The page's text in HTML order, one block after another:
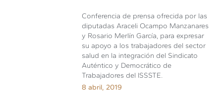
Conferencia de prensa ofrecida por las
diputadas Araceli Ocampo Manzanares
y Rosario Merlín García, para expresar
su apoyo a los trabajadores del sector
salud en la integración del Sindicato
Auténtico y Democrático de
Trabajadores del ISSSTE.
8 abril, 2019